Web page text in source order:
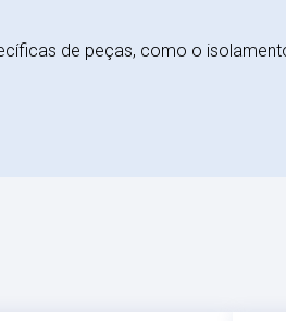
de peças, como o